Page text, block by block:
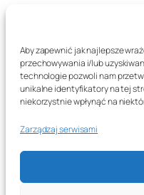
Aby zapewnić jak najlepsze
przechowywania i/lub
technologie pozwoli nam
unikalne identyfikatory na tej
niekorzystnie wpłynąć na
Zarządzaj serwisami